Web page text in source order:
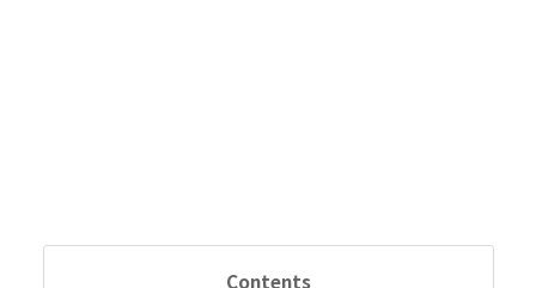
Contents